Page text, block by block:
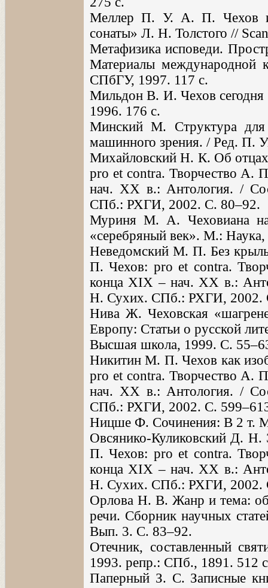
Меллер П. У. А. П. Чехов и
сонаты» Л. Н. Толстого //
Метафизика исповеди.
Материалы международной
СПбГУ, 1997. 117 с.
Мильдон В. И. Чехов
1996. 176 с.
Минский М. Структура для
машинного зрения. / Ред. П.
Михайловский Н. К. Об
pro et contra. Творчество А.
нач. XX в.: Антология. /
СПб.: РХГИ, 2002. С. 80–92.
Муриня М. А. Чеховиана
«серебряный век». М.:
Неведомский М. П. Без
П. Чехов: pro et contra.
конца XIX – нач. XX в.:
Н. Сухих. СПб.: РХГИ, 2002.
Нива Ж. Чеховская
Европу: Статьи о русской
Высшая школа, 1999. С.
Никитин М. П. Чехов как
pro et contra. Творчество А.
нач. XX в.: Антология. /
СПб.: РХГИ, 2002. С.
Ницше Ф. Сочинения: В 2 т.
Овсянико-Куликовский Д.
П. Чехов: pro et contra.
конца XIX – нач. XX в.:
Н. Сухих. СПб.: РХГИ, 2002.
Орлова Н. В. Жанр и тема:
речи. Сборник научных
Вып. 3. С. 83–92.
Отечник, составленный
1993. репр.: СПб., 1891. 512
Паперный З. С. Записные